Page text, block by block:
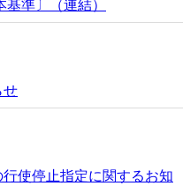
準〕（連結）
せ
使停止指定に関するお知